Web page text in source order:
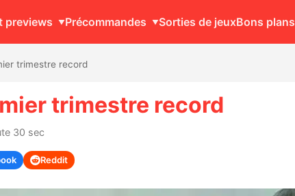
previews Précommandes Sorties de jeuxBons plans
trimestre record
trimestre record
30 sec
Reddit